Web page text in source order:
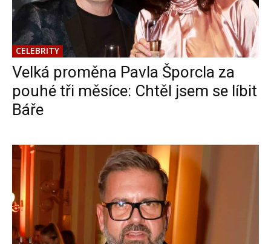
CELEBRITY
Velká proměna Pavla Šporcla za
pouhé tři měsíce: Chtěl jsem se líbit
Báře